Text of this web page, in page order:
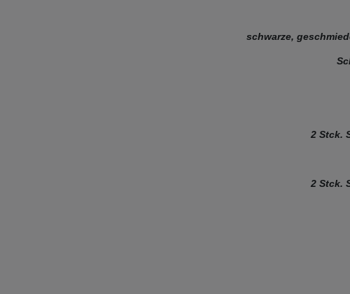
schwarze,
2 Stck.
2 Stck.